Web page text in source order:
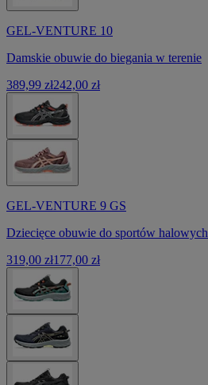
GEL-VENTURE 10
Damskie obuwie do biegania w terenie
389,99 zł242,00 zł
GEL-VENTURE 9 GS
Dziecięce obuwie do sportów halowych
319,00 zł177,00 zł